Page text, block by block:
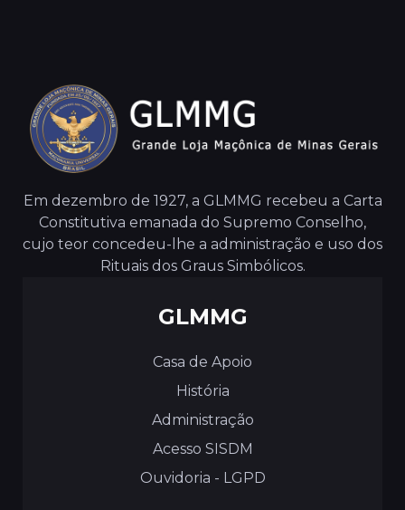
Em dezembro de 1927, a GLMMG recebeu a Carta
Constitutiva emanada do Supremo Conselho,
cujo teor concedeu-lhe a administração e uso dos
Rituais dos Graus Simbólicos.
GLMMG
Casa de Apoio
História
Administração
Acesso SISDM
Ouvidoria - LGPD